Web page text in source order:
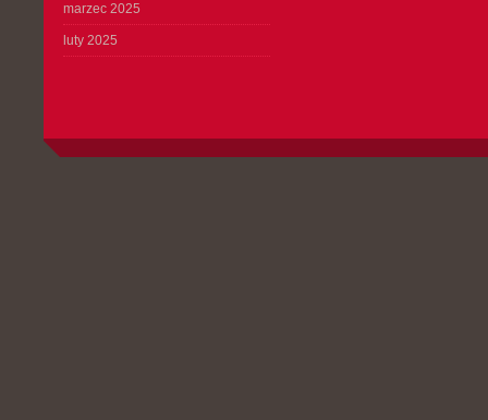
marzec 2025
luty 2025